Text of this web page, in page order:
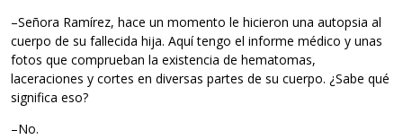
–Señora Ramírez, hace un momento le hicieron una autopsia al
cuerpo de su fallecida hija. Aquí tengo el informe médico y unas
fotos que comprueban la existencia de hematomas,
laceraciones y cortes en diversas partes de su cuerpo. ¿Sabe qué
significa eso?
–No.